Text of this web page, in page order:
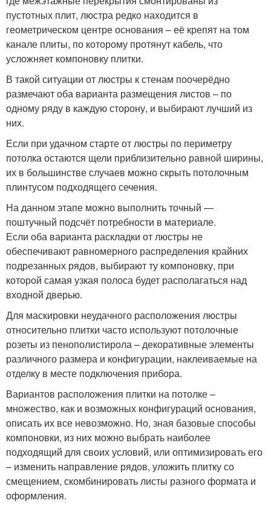
пустотных плит, люстра редко находится в
геометрическом центре основания – её крепят на том
канале плиты, по которому протянут кабель, что
усложняет компоновку плитки.
В такой ситуации от люстры к стенам поочерёдно
размечают оба варианта размещения листов – по
одному ряду в каждую сторону, и выбирают лучший из
них.
Если при удачном старте от люстры по периметру
потолка остаются щели приблизительно равной ширины,
их в большинстве случаев можно скрыть потолочным
плинтусом подходящего сечения.
На данном этапе можно выполнить точный —
поштучный подсчёт потребности в материале.
Если оба варианта раскладки от люстры не
обеспечивают равномерного распределения крайних
подрезанных рядов, выбирают ту компоновку, при
которой самая узкая полоса будет располагаться над
входной дверью.
Для маскировки неудачного расположения люстры
относительно плитки часто используют потолочные
розеты из пенополистирола – декоративные элементы
различного размера и конфигурации, наклеиваемые на
отделку в месте подключения прибора.
Вариантов расположения плитки на потолке –
множество, как и возможных конфигураций основания,
описать их все невозможно. Но, зная базовые способы
компоновки, из них можно выбрать наиболее
подходящий для своих условий, или оптимизировать его
– изменить направление рядов, уложить плитку со
смещением, скомбинировать листы разного формата и
оформления.